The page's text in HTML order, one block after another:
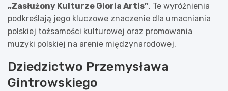
„Zasłużony Kulturze Gloria Artis”. Te wyróżnienia
podkreślają jego kluczowe znaczenie dla umacniania
polskiej tożsamości kulturowej oraz promowania
muzyki polskiej na arenie międzynarodowej.
Dziedzictwo Przemysława
Gintrowskiego